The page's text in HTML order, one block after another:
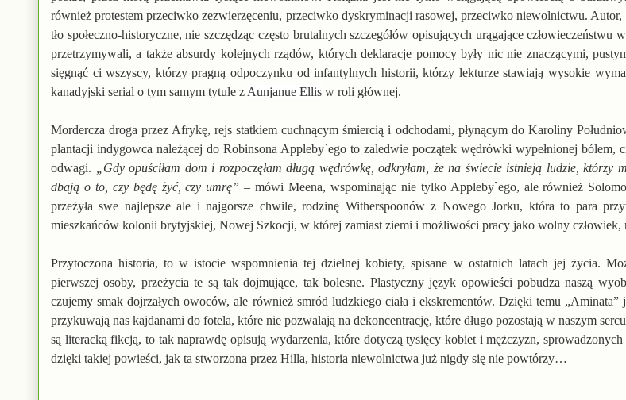
również protestem przeciwko zezwierzęceniu, przeciwko dyskryminacji rasowej, przeciwko niewolnictwu.
tło społeczno-historyczne, nie szczędząc często brutalnych szczegółów opisujących urągające
przetrzymywali, a także absurdy kolejnych rządów, których deklaracje pomocy były nic nie znaczącymi,
sięgnąć ci wszyscy, którzy pragną odpoczynku od infantylnych historii, którzy lekturze stawiają wysokie
kanadyjski serial o tym samym tytule z Aunjanue Ellis w roli głównej.
Mordercza droga przez Afrykę, rejs statkiem cuchnącym śmiercią i odchodami, płynącym do Karoliny
plantacji indygowca należącej do Robinsona Appleby`ego to zaledwie początek wędrówki wypełnionej bólem,
odwagi.
„Gdy opuściłam dom i rozpoczęłam długą wędrówkę, odkryłam, że na świecie istnieją ludzie,
dbają o to, czy będę żyć, czy umrę” – mówi Meena, wspominając nie tylko Appleby`ego, ale również
przeżyła swe najlepsze ale i najgorsze chwile, rodzinę Witherspoonów z Nowego Jorku, która to para
mieszkańców kolonii brytyjskiej, Nowej Szkocji, w której zamiast ziemi i możliwości pracy jako wolny człowiek,
Przytoczona historia, to w istocie wspomnienia tej dzielnej kobiety, spisane w ostatnich latach jej życia.
pierwszej osoby, przeżycia te są tak dojmujące, tak bolesne. Plastyczny język opowieści pobudza naszą
czujemy smak dojrzałych owoców, ale również smród ludzkiego ciała i ekskrementów. Dzięki temu
przykuwają nas kajdanami do fotela, które nie pozwalają na dekoncentrację, które długo pozostają w naszym
są literacką fikcją, to tak naprawdę opisują wydarzenia, które dotyczą tysięcy kobiet i mężczyzn,
dzięki takiej powieści, jak ta stworzona przez Hilla, historia niewolnictwa już nigdy się nie powtórzy…